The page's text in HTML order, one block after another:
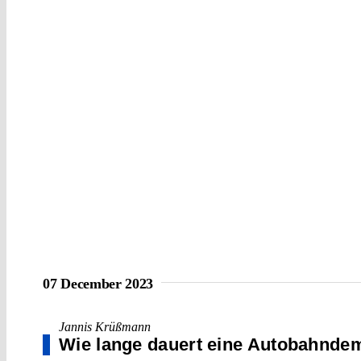
07 December 2023
Jannis Krüßmann
Wie lange dauert eine